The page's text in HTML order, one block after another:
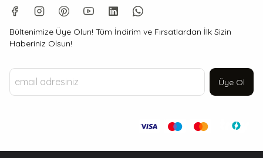
Bültenimize Üye Olun! Tüm İndirim ve Fırsatlardan İlk Sizin
Haberiniz Olsun!
Üye Ol